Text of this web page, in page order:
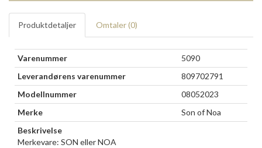
Produktdetaljer Omtaler (0)
Varenummer
5090
Leverandørens varenummer
809702791
Modellnummer
08052023
Merke
Son of Noa
Beskrivelse
Merkevare: SON eller NOA